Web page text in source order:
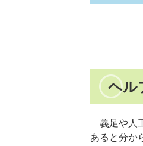
ヘル
義足や人
あると分か